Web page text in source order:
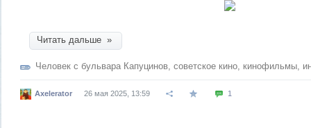
Читать дальше »
Человек с бульвара Капуцинов, советское кино, кинофильмы,
Axelerator 26 мая 2025, 13:59 1